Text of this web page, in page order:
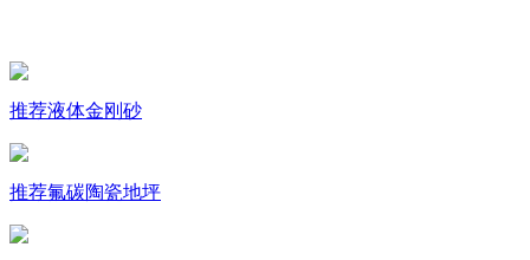
推荐液体金刚砂
推荐氟碳陶瓷地坪